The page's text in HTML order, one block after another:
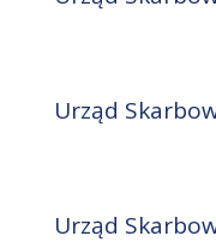
Urząd
Urząd